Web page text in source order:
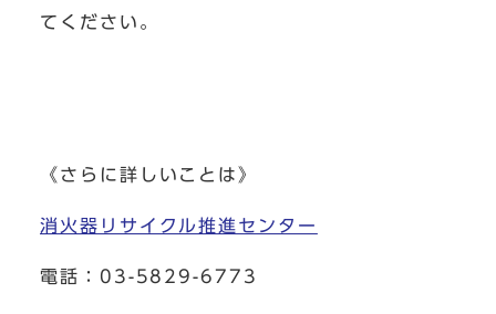
てください。
《さらに詳しいことは》
消火器リサイクル推進センター
電話：03-5829-6773